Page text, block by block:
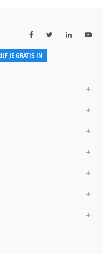
JE GRATIS IN